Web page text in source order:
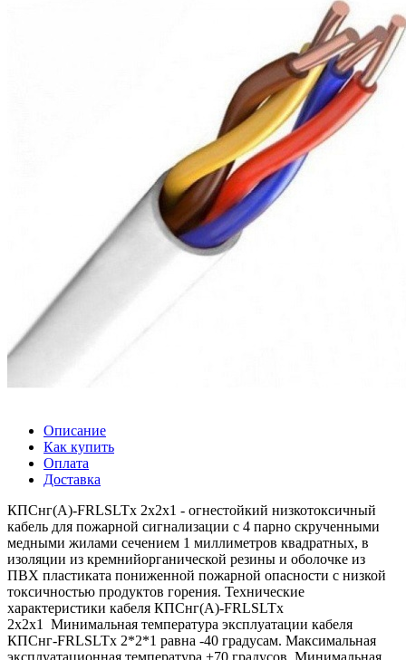
Описание
Как купить
Оплата
Доставка
КПСнг(А)-FRLSLTx 2х2х1 - огнестойкий низкотоксичный
кабель для пожарной сигнализации с 4 парно скрученными
медными жилами сечением 1 миллиметров квадратных, в
изоляции из кремнийорганической резины и оболочке из
ПВХ пластиката пониженной пожарной опасности с низкой
токсичностью продуктов горения. Технические
характеристики кабеля КПСнг(А)-FRLSLTx
2х2х1 Минимальная температура эксплуатации кабеля
КПСнг-FRLSLTx 2*2*1 равна -40 градусам. Максимальная
эксплуатационная температура +70 градусов. Минимальная